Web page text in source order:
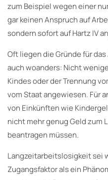
zum Beispiel wegen einer
gar keinen Anspruch auf
sondern sofort auf Hartz IV
Oft liegen die Gründe für
auch woanders: Nicht
Kindes oder der Trennung
vom Staat angewiesen. Für
von Einkünften wie
nicht mehr genug Geld zum
beantragen müssen.
Langzeitarbeitslosigkeit sei
Zugangsfaktor als ein